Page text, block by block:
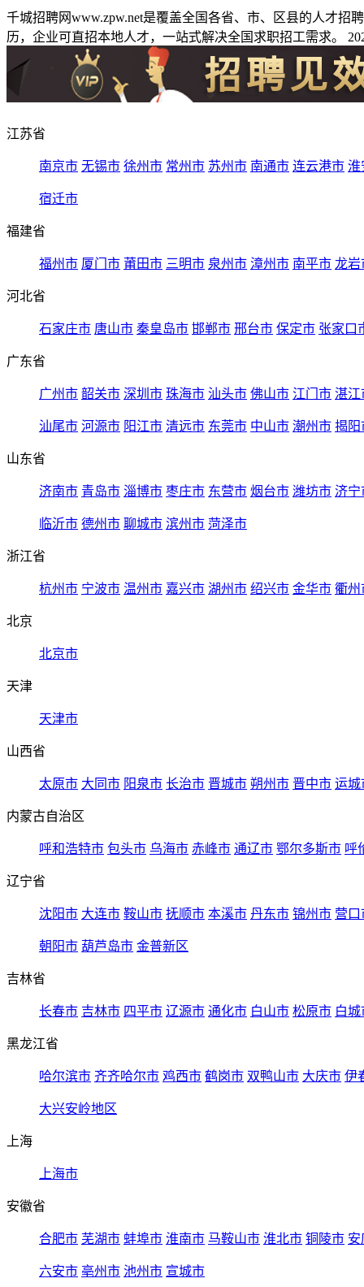
千城招聘网www.zpw.net是覆盖全国各省、市、区县的人才
历，企业可直招本地人才，一站式解决全国求职招工需求。
江苏省
南京市 无锡市 徐州市 常州市 苏州市 南通市 连云港市 淮
宿迁市
福建省
福州市 厦门市 莆田市 三明市 泉州市 漳州市 南平市 龙岩
河北省
石家庄市 唐山市 秦皇岛市 邯郸市 邢台市 保定市 张家口
广东省
广州市 韶关市 深圳市 珠海市 汕头市 佛山市 江门市 湛江
汕尾市 河源市 阳江市 清远市 东莞市 中山市 潮州市 揭阳
山东省
济南市 青岛市 淄博市 枣庄市 东营市 烟台市 潍坊市 济宁
临沂市 德州市 聊城市 滨州市 菏泽市
浙江省
杭州市 宁波市 温州市 嘉兴市 湖州市 绍兴市 金华市 衢州
北京
北京市
天津
天津市
山西省
太原市 大同市 阳泉市 长治市 晋城市 朔州市 晋中市 运城
内蒙古自治区
呼和浩特市 包头市 乌海市 赤峰市 通辽市 鄂尔多斯市 呼
辽宁省
沈阳市 大连市 鞍山市 抚顺市 本溪市 丹东市 锦州市 营口
朝阳市 葫芦岛市 金普新区
吉林省
长春市 吉林市 四平市 辽源市 通化市 白山市 松原市 白城
黑龙江省
哈尔滨市 齐齐哈尔市 鸡西市 鹤岗市 双鸭山市 大庆市 伊
大兴安岭地区
上海
上海市
安徽省
合肥市 芜湖市 蚌埠市 淮南市 马鞍山市 淮北市 铜陵市 安
六安市 亳州市 池州市 宣城市